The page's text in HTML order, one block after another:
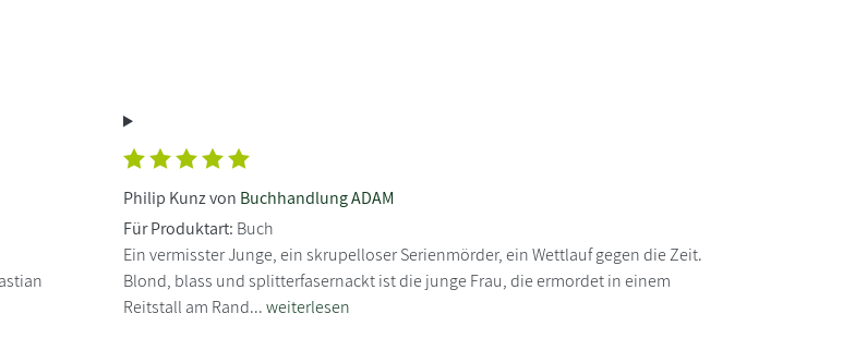
Philip Kunz von Buchhandlung ADAM
Für Produktart: Buch
Ein vermisster Junge, ein skrupelloser Serienmörder, ein Wettlauf gegen die Zeit.
Blond, blass und splitterfasernackt ist die junge Frau, die ermordet in einem
Reitstall am Rand...weiterlesen